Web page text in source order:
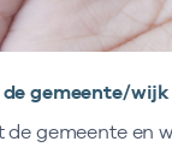
gemeente/wijk
de gemeente en